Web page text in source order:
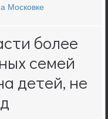
Московке
более
семей
детей, не